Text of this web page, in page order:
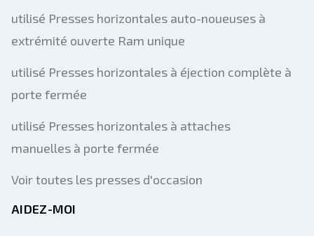
utilisé Presses horizontales auto-noueuses à
extrémité ouverte Ram unique
utilisé Presses horizontales à éjection complète à
porte fermée
utilisé Presses horizontales à attaches
manuelles à porte fermée
Voir toutes les presses d'occasion
AIDEZ-MOI